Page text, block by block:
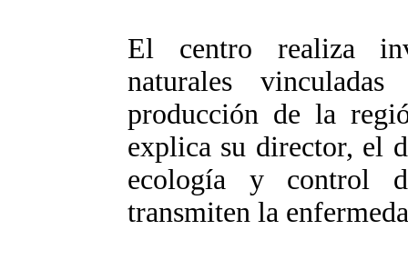
El centro realiza
naturales
producción de la
explica su director, el
ecología y control
transmiten la